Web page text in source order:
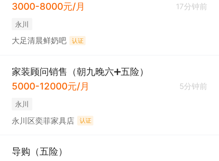
3000-8000元/月
17分钟前
永川
大足清晨鲜奶吧 认证
家装顾问销售（朝九晚六➕五险）
5000-12000元/月
5分钟前
永川
永川区奕菲家具店 认证
导购（五险）